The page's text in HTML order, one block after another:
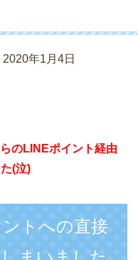
2020年1月4日
のLINEポイント経由
(泣)
トへの直接